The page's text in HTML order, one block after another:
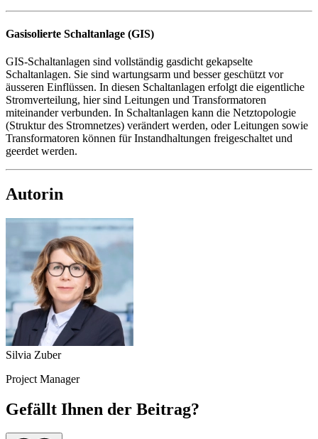
Gasisolierte Schaltanlage (GIS)
GIS-Schaltanlagen sind vollständig gasdicht gekapselte
Schaltanlagen. Sie sind wartungsarm und besser geschützt vor
äusseren Einflüssen. In diesen Schaltanlagen erfolgt die eigentliche
Stromverteilung, hier sind Leitungen und Transformatoren
miteinander verbunden. In Schaltanlagen kann die Netztopologie
(Struktur des Stromnetzes) verändert werden, oder Leitungen sowie
Transformatoren können für Instandhaltungen freigeschaltet und
geerdet werden.
Autorin
Silvia Zuber
Project Manager
Gefällt Ihnen der Beitrag?